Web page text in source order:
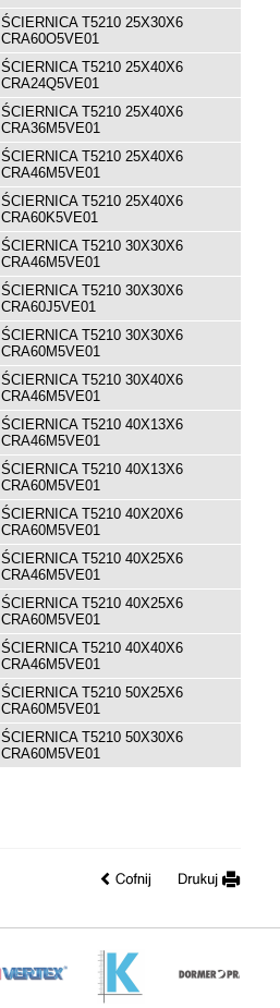
ŚCIERNICA T5210 25X30X6
CRA60O5VE01
ŚCIERNICA T5210 25X40X6
CRA24Q5VE01
ŚCIERNICA T5210 25X40X6
CRA36M5VE01
ŚCIERNICA T5210 25X40X6
CRA46M5VE01
ŚCIERNICA T5210 25X40X6
CRA60K5VE01
ŚCIERNICA T5210 30X30X6
CRA46M5VE01
ŚCIERNICA T5210 30X30X6
CRA60J5VE01
ŚCIERNICA T5210 30X30X6
CRA60M5VE01
ŚCIERNICA T5210 30X40X6
CRA46M5VE01
ŚCIERNICA T5210 40X13X6
CRA46M5VE01
ŚCIERNICA T5210 40X13X6
CRA60M5VE01
ŚCIERNICA T5210 40X20X6
CRA60M5VE01
ŚCIERNICA T5210 40X25X6
CRA46M5VE01
ŚCIERNICA T5210 40X25X6
CRA60M5VE01
ŚCIERNICA T5210 40X40X6
CRA46M5VE01
ŚCIERNICA T5210 50X25X6
CRA60M5VE01
ŚCIERNICA T5210 50X30X6
CRA60M5VE01